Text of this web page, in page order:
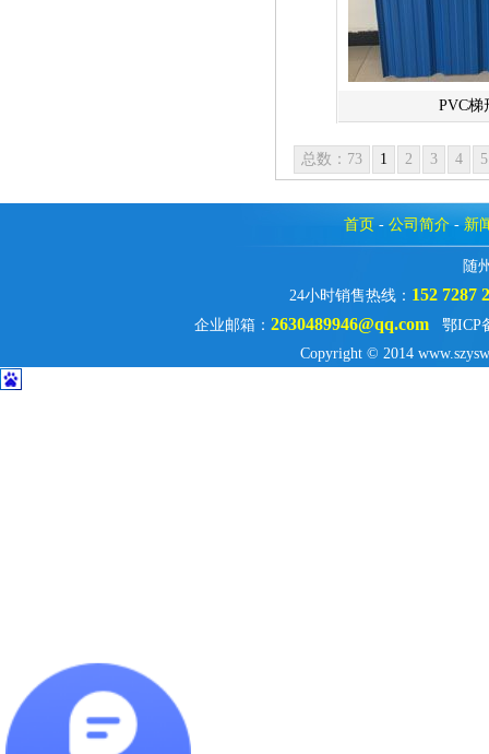
PVC梯
总数：73 1 2 3 4 5
首页- 公司简介-新
随
24小时销售热线： 152 7287
企业邮箱： 2630489946@qq.com 鄂ICP
Copyright © 2014